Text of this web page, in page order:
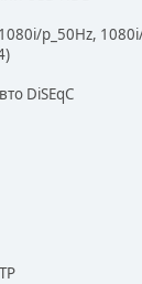
p_50Hz,
DiSEqC